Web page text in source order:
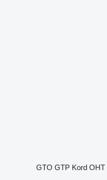
GTO GTP Kord OHT